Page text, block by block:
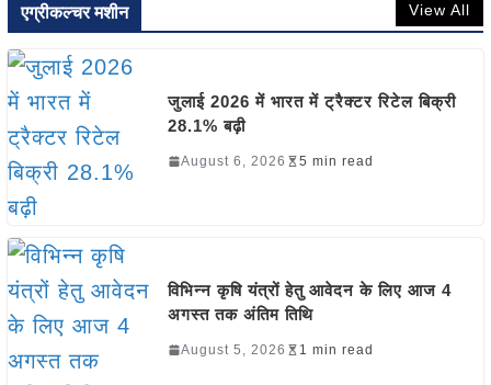
एग्रीकल्चर मशीन View All
जुलाई 2026 में भारत में ट्रैक्टर रिटेल बिक्री
28.1% बढ़ी
August 6, 2026 5 min read
विभिन्न कृषि यंत्रों हेतु आवेदन के लिए आज 4
अगस्त तक अंतिम तिथि
August 5, 2026 1 min read